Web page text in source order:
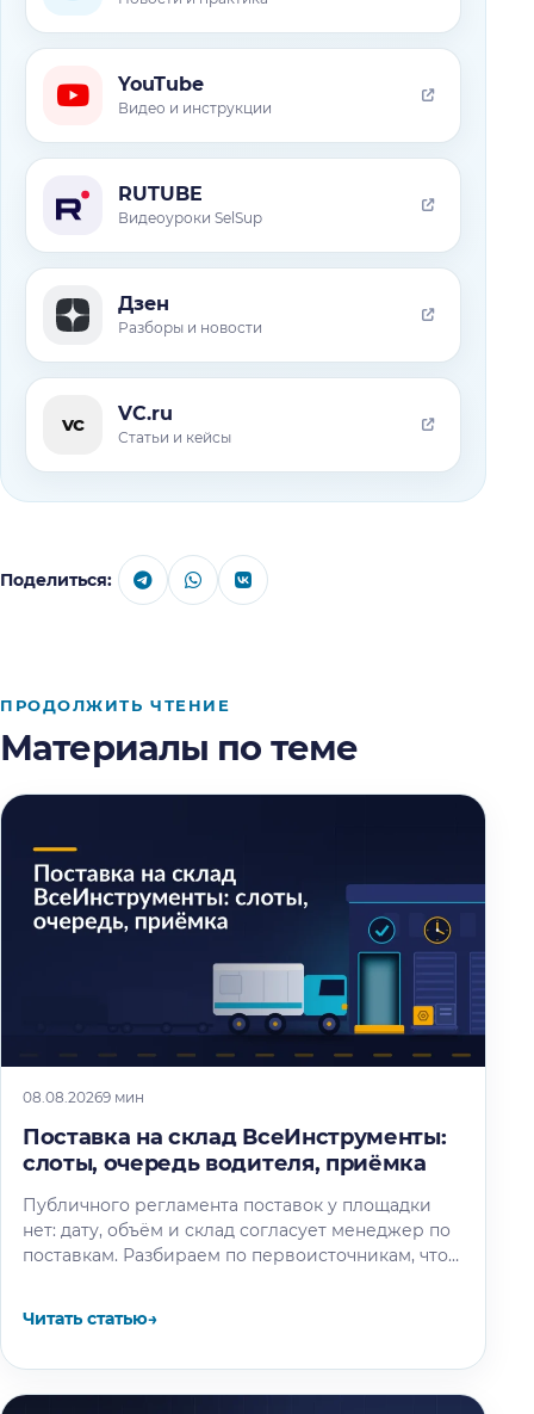
YouTube
Видео и инструкции
RUTUBE
Видеоуроки SelSup
Дзен
Разборы и новости
vc VC.ru
Статьи и кейсы
Поделиться:
ПРОДОЛЖИТЬ ЧТЕНИЕ
Материалы по теме
08.08.20269 мин
Поставка на склад ВсеИнструменты:
слоты, очередь водителя, приёмка
Публичного регламента поставок у площадки
нет: дату, объём и склад согласует менеджер по
поставкам. Разбираем по первоисточникам, что
Читать статью→